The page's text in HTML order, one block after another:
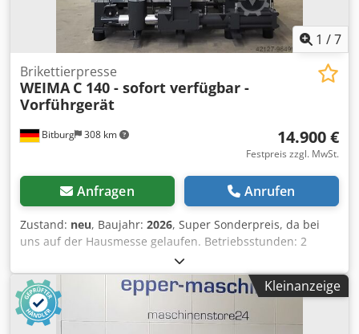
1 /7
Bitburg 308 km
Brikettierpresse
WEIMA C 140 - sofort verfügbar -
Vorführgerät
14.900 €
Festpreis zzgl. MwSt.
Anfragen Anrufen
Zustand: neu, Baujahr: 2026, Super Sonderpreis, da bei
uns auf der Hausmesse gelaufen. Betriebsstunden: 2
Sofort verfügbar - Zwischenverkauf vorbehalten Wenn weg
- dann weg Kompakte Bauweise, hohe Zuverlaessigkeit
und ein exzellentes Preis-Leistungs-Verhaeltnis: Das sind
die Vorteile dieser Maschine, die sich perfekt zum
Brikettieren von Materialien Dsdpelht H Ejfx Aciekr wie z.B.
Kleinanzeige